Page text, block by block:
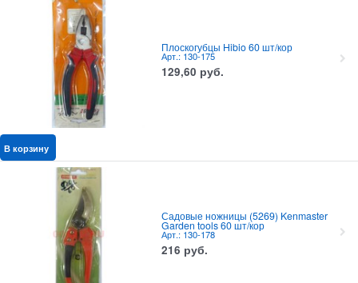
Плоскогубцы Hibio 60 шт/кор
Арт.: 130-175
129,60 руб.
В корзину
Садовые ножницы (5269) Kenmaster
Garden tools 60 шт/кор
Арт.: 130-178
216 руб.